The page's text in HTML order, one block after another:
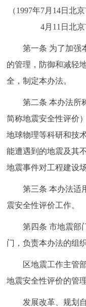
（1997年7月14日北
4月11日北
第一条 为了加强本
的管理，防御和减轻
全，制定本办法。
第二条 本办法所称
简称地震安全性评价
地球物理等科研和技
能遭遇到的地震及其
地震事件对工程建设
第三条 本办法适用
震安全性评价工作。
第四条 市地震部门
门，负责本办法的组
区地震工作主管部
地震安全性评价的管
发展改革、规划自